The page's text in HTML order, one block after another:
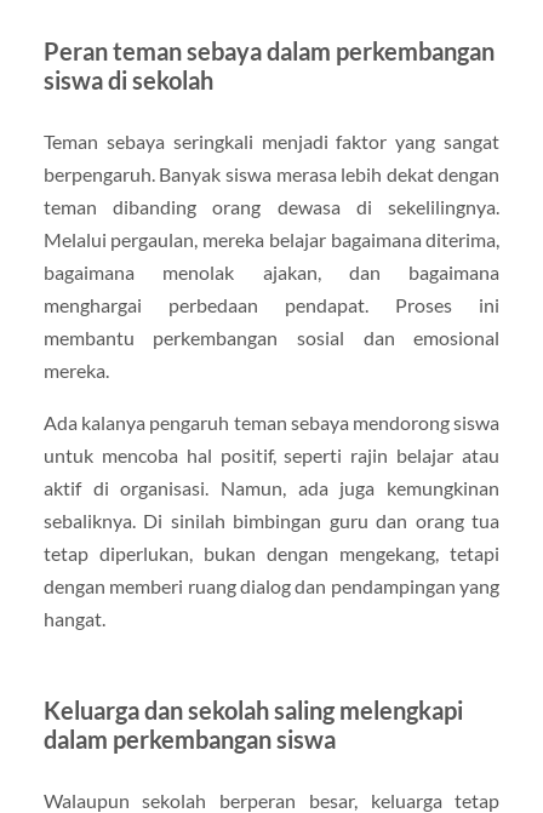
Peran teman sebaya dalam perkembangan
siswa di sekolah
Teman sebaya seringkali menjadi faktor yang sangat
berpengaruh. Banyak siswa merasa lebih dekat dengan
teman dibanding orang dewasa di sekelilingnya.
Melalui pergaulan, mereka belajar bagaimana diterima,
bagaimana menolak ajakan, dan bagaimana
menghargai perbedaan pendapat. Proses ini
membantu perkembangan sosial dan emosional
mereka.
Ada kalanya pengaruh teman sebaya mendorong siswa
untuk mencoba hal positif, seperti rajin belajar atau
aktif di organisasi. Namun, ada juga kemungkinan
sebaliknya. Di sinilah bimbingan guru dan orang tua
tetap diperlukan, bukan dengan mengekang, tetapi
dengan memberi ruang dialog dan pendampingan yang
hangat.
Keluarga dan sekolah saling melengkapi
dalam perkembangan siswa
Walaupun sekolah berperan besar, keluarga tetap